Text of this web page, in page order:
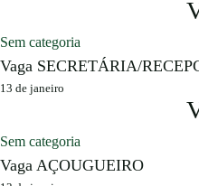
Sem categoria
Vaga SECRETÁRIA/
13 de janeiro
Sem categoria
Vaga AÇOUGUEIRO